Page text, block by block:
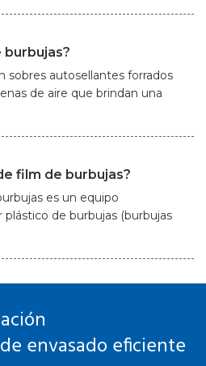
burbujas?
sobres autosellantes forrados
de aire que brindan una
film de burbujas?
es un equipo
plástico de burbujas (burbujas
envasado eficiente